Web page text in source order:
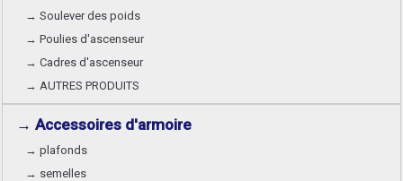
→ Soulever des poids
→ Poulies d'ascenseur
→ Cadres d'ascenseur
→ AUTRES PRODUITS
→ Accessoires d'armoire
→ plafonds
→ semelles